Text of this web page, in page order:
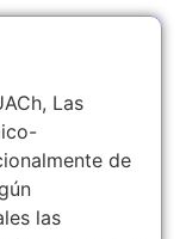
Las
de
las